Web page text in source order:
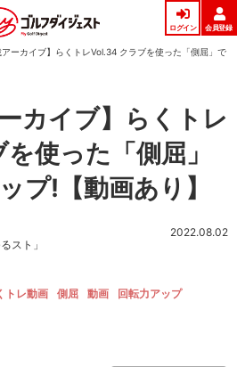
ログイン 会員登録
アーカイブ】らくトレVol.34 クラブを使った「側屈」で
カイブ】らくトレ
使った「側屈」
プ!【動画あり】
スト」
2022.08.02
トレ動画 側屈 動画
回転力アップ